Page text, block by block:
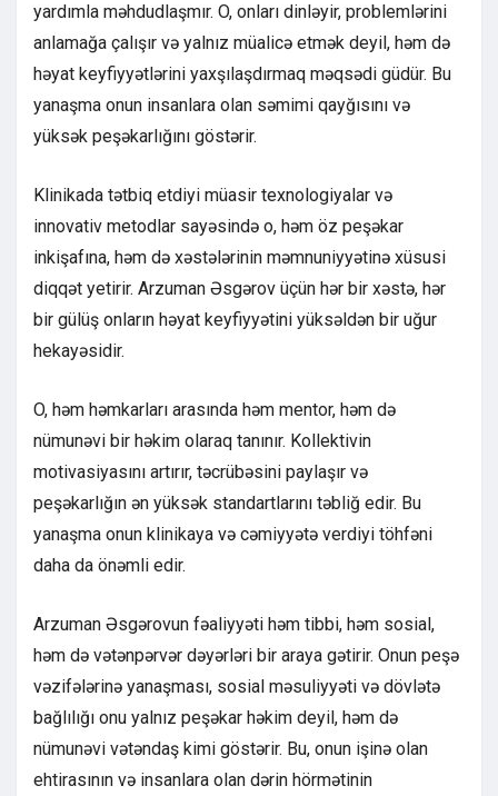
yardımla məhdudlaşmır. O, onları dinləyir, problemlərini
anlamağa çalışır və yalnız müalicə etmək deyil, həm də
həyat keyfiyyətlərini yaxşılaşdırmaq məqsədi güdür. Bu
yanaşma onun insanlara olan səmimi qayğısını və
yüksək peşəkarlığını göstərir.
Klinikada tətbiq etdiyi müasir texnologiyalar və
innovativ metodlar sayəsində o, həm öz peşəkar
inkişafına, həm də xəstələrinin məmnuniyyətinə xüsusi
diqqət yetirir. Arzuman Əsgərov üçün hər bir xəstə, hər
bir gülüş onların həyat keyfiyyətini yüksəldən bir uğur
hekayəsidir.
O, həm həmkarları arasında həm mentor, həm də
nümunəvi bir həkim olaraq tanınır. Kollektivin
motivasiyasını artırır, təcrübəsini paylaşır və
peşəkarlığın ən yüksək standartlarını təbliğ edir. Bu
yanaşma onun klinikaya və cəmiyyətə verdiyi töhfəni
daha da önəmli edir.
Arzuman Əsgərovun fəaliyyəti həm tibbi, həm sosial,
həm də vətənpərvər dəyərləri bir araya gətirir. Onun peşə
vəzifələrinə yanaşması, sosial məsuliyyəti və dövlətə
bağlılığı onu yalnız peşəkar həkim deyil, həm də
nümunəvi vətəndaş kimi göstərir. Bu, onun işinə olan
ehtirasının və insanlara olan dərin hörmətinin